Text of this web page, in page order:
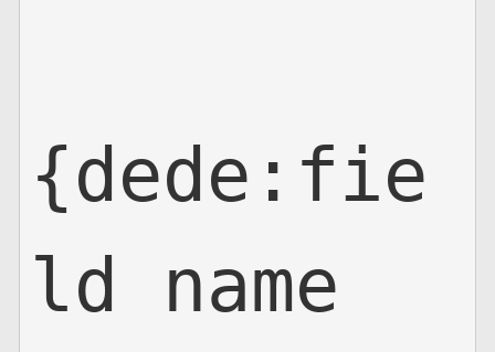
{dede:fie
ld name